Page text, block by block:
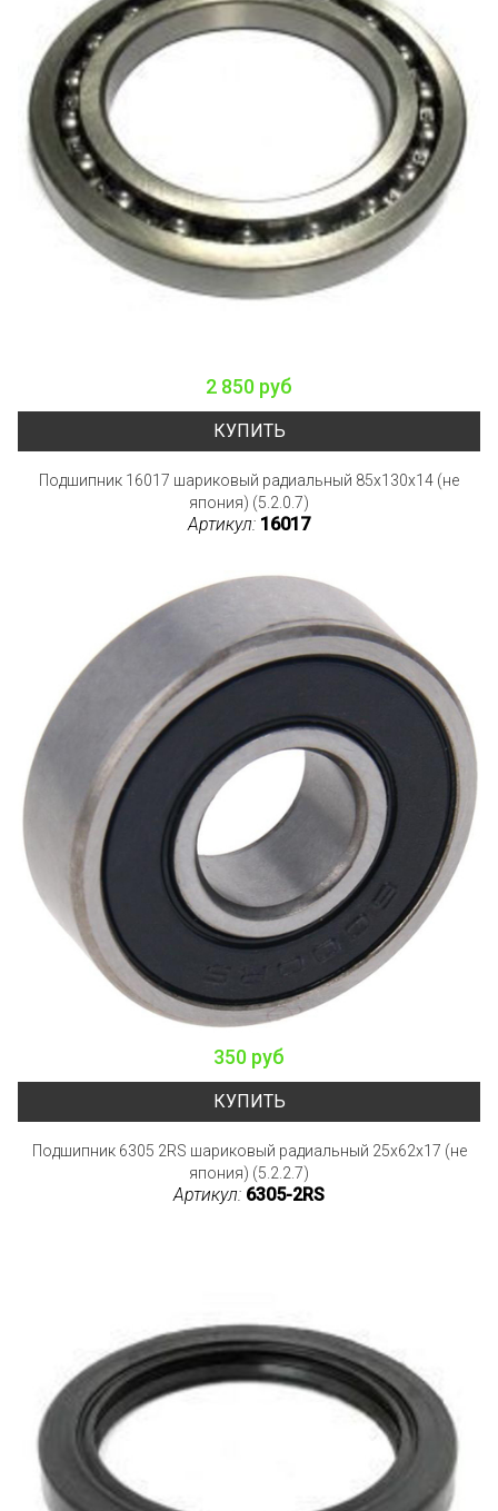
2 850 руб
КУПИТЬ
Подшипник 16017 шариковый радиальный 85x130x14 (не
япония) (5.2.0.7)
Артикул: 16017
350 руб
КУПИТЬ
Подшипник 6305 2RS шариковый радиальный 25x62x17 (не
япония) (5.2.2.7)
Артикул: 6305-2RS